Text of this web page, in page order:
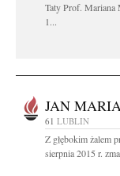
Taty Prof. Mariana
1...
JAN
61 LUBLIN
Z głębokim żalem
sierpnia 2015 r.